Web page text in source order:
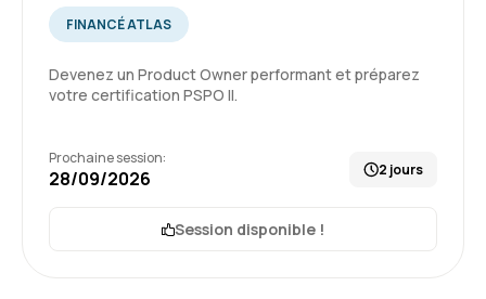
était complet et la formatrice s’est montrée
FINANCÉ ATLAS
Devenez un Product Owner performant et préparez
votre certification PSPO II.
Prochaine session:
28/09/2026 2 jours
Session disponible !